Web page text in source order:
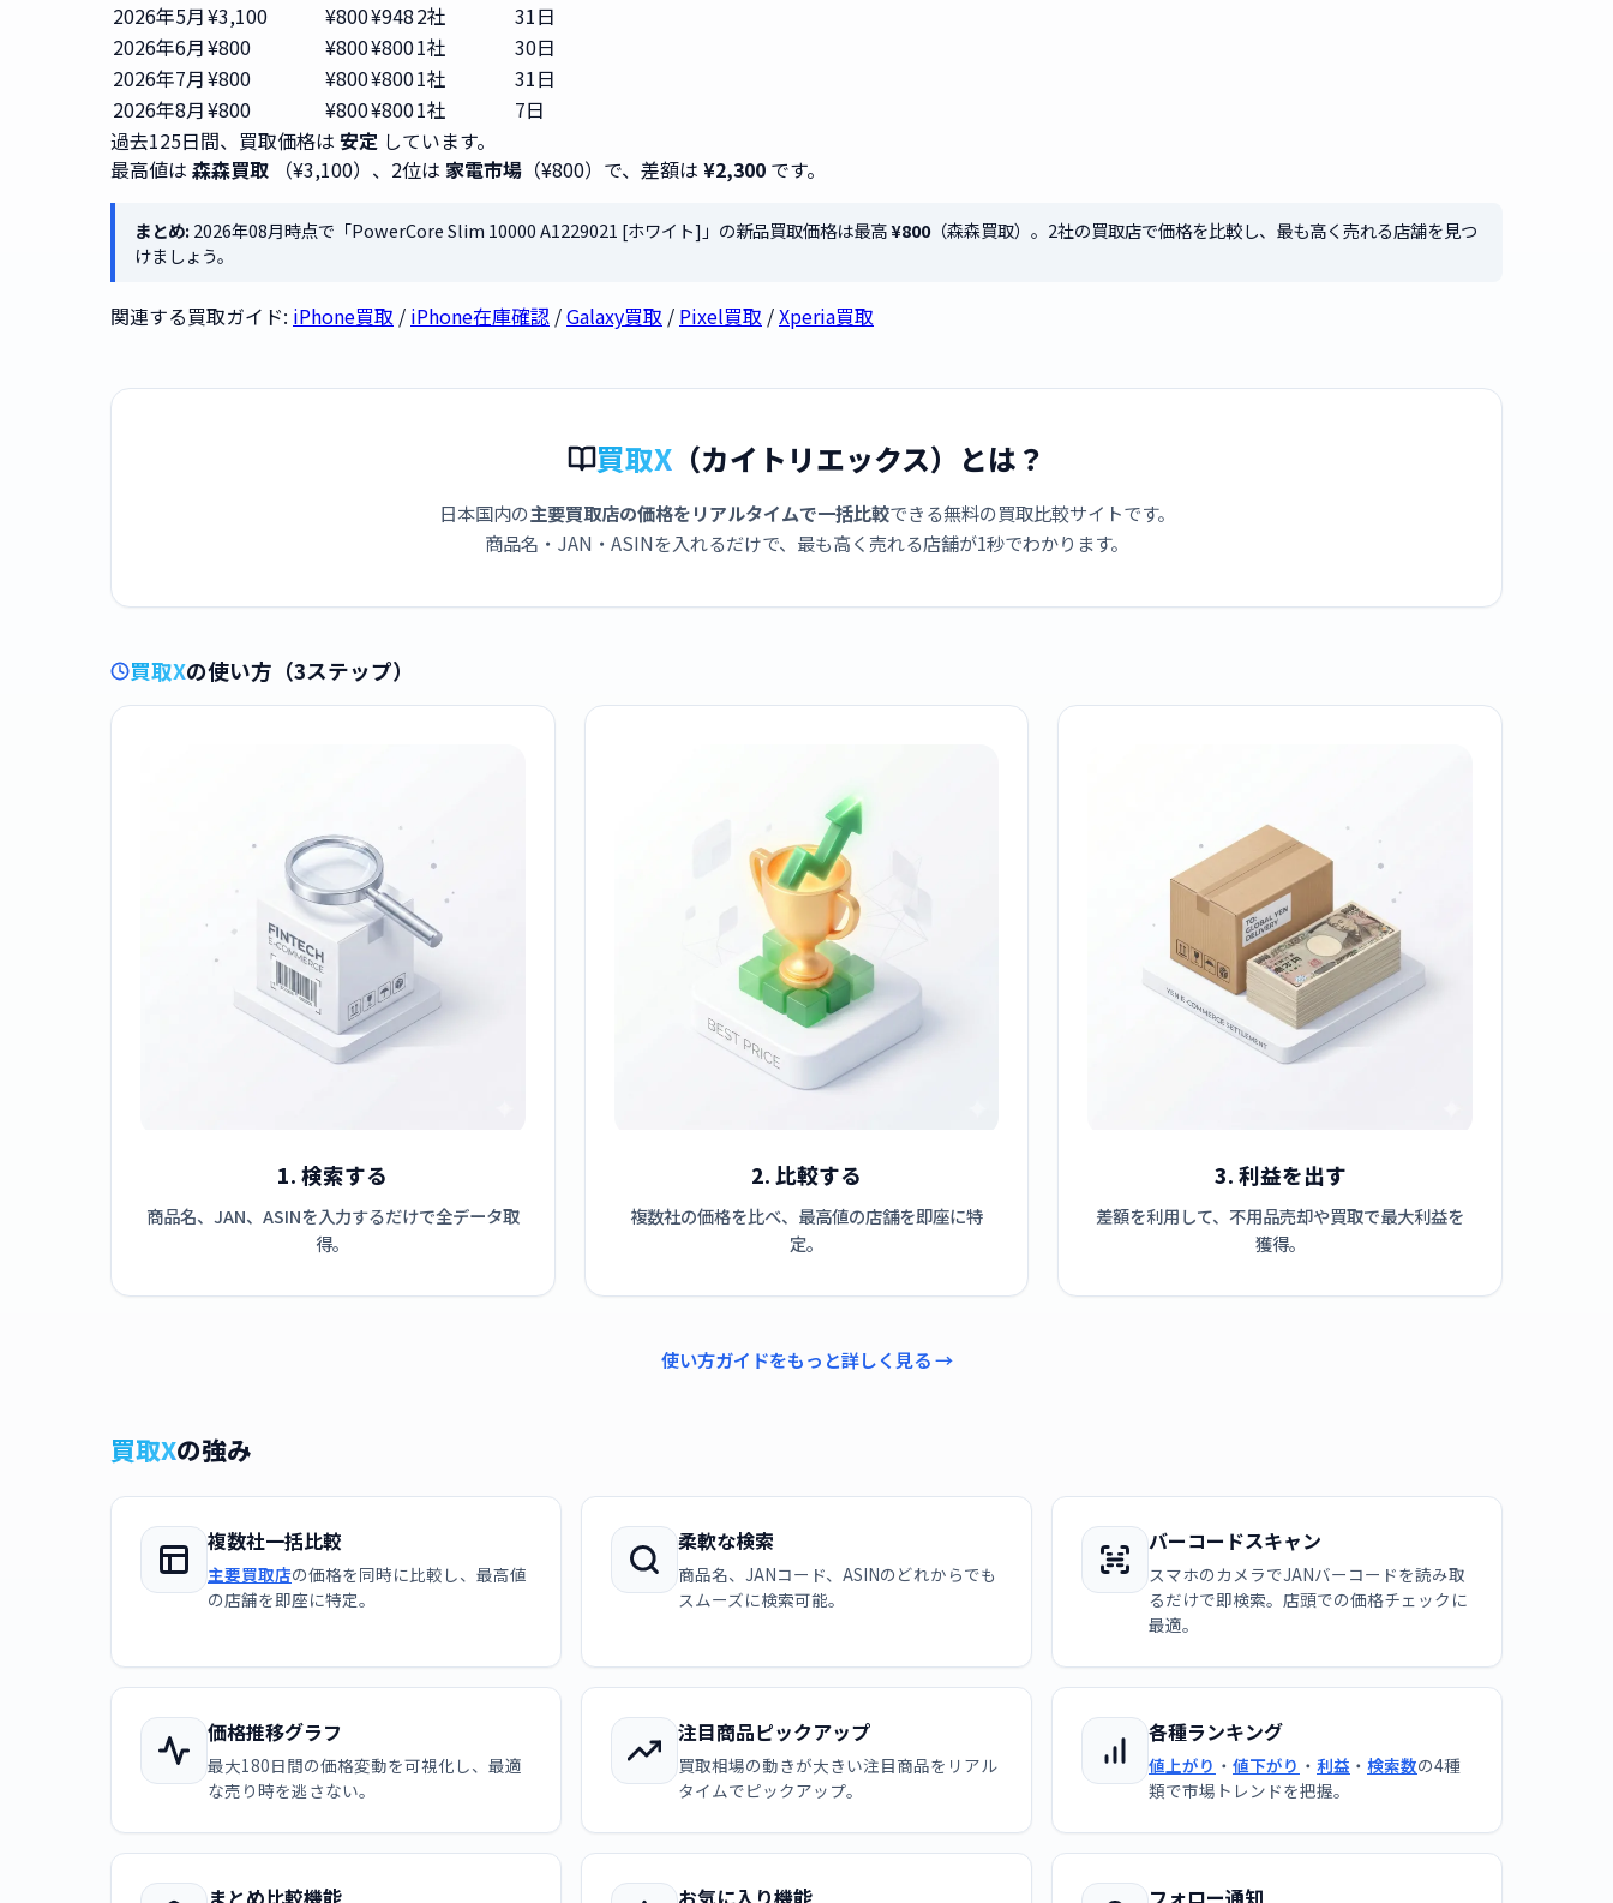
2026年5月¥3,100 ¥800¥9482社
31日
2026年6月¥800 ¥800¥8001社
30日
2026年7月¥800 ¥800¥8001社
31日
2026年8月¥800 ¥800¥8001社
7日
過去125日間、買取価格は 安定 しています。
最高値は 森森買取 （¥3,100）、2位は 家電市場 （¥800）で、差額は ¥2,300 です。
まとめ:2026年08月時点で「PowerCore Slim 10000 A1229021 [ホワイト]」の新品買取価格は最高¥800（森森買取）。2社の買取店で価格を比較し、最も高く売れる店舗を見つ
けましょう。
関連する買取ガイド: iPhone買取 / iPhone在庫確認 /Galaxy買取 / Pixel買取 /Xperia買取
買取X （カイトリエックス）とは？
日本国内の主要買取店の価格をリアルタイムで一括比較できる無料の買取比較サイトです。
商品名・JAN・ASINを入れるだけで、最も高く売れる店舗が1秒でわかります。
買取Xの使い方（3ステップ）
1. 検索する
商品名、JAN、ASINを入力するだけで全データ取
得。
2. 比較する
複数社の価格を比べ、最高値の店舗を即座に特
定。
3. 利益を出す
差額を利用して、不用品売却や買取で最大利益を
獲得。
使い方ガイドをもっと詳しく見る →
買取Xの強み
複数社一括比較
主要買取店の価格を同時に比較し、最高値
の店舗を即座に特定。
柔軟な検索
商品名、JANコード、ASINのどれからでも
スムーズに検索可能。
バーコードスキャン
スマホのカメラでJANバーコードを読み取
るだけで即検索。店頭での価格チェックに
最適。
価格推移グラフ
最大180日間の価格変動を可視化し、最適
な売り時を逃さない。
注目商品ピックアップ
買取相場の動きが大きい注目商品をリアル
タイムでピックアップ。
各種ランキング
値上がり ・ 値下がり ・ 利益 ・ 検索数の4種
類で市場トレンドを把握。
まとめ比較機能 お気に入り機能 フォロー通知